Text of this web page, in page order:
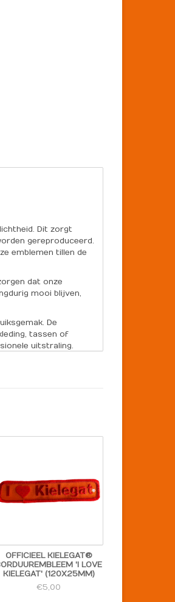
Dit zorgt
gereproduceerd.
emblemen tillen de
dat onze
mooi blijven,
De
tassen of
uitstraling.
OFFICIEEL KIELEGAT®
'I LOVE
KIELEGAT' (120X25MM)
€5,00